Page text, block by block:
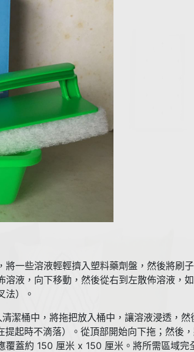
一些溶液輕輕擠入塑料藥劑盤，然後將刷
液，向下移動，然後從右到左散佈溶液，
法）。
潔桶中，將拖把放入桶中，讓溶液浸透，然
起時不滴落）。從頂部開始向下拖；然後
蓋約 150 厘米 x 150 厘米。將所需區域完